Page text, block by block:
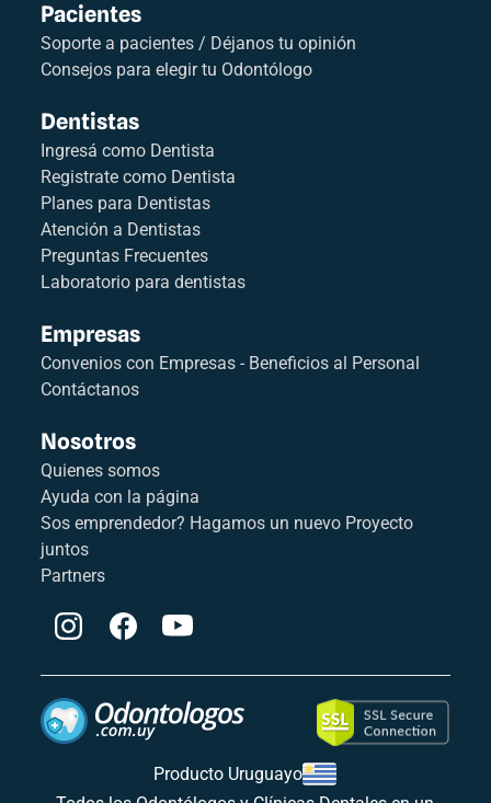
Pacientes
Soporte a pacientes / Déjanos tu opinión
Consejos para elegir tu Odontólogo
Dentistas
Ingresá como Dentista
Registrate como Dentista
Planes para Dentistas
Atención a Dentistas
Preguntas Frecuentes
Laboratorio para dentistas
Empresas
Convenios con Empresas - Beneficios al Personal
Contáctanos
Nosotros
Quienes somos
Ayuda con la página
Sos emprendedor? Hagamos un nuevo Proyecto
juntos
Partners
Producto Uruguayo